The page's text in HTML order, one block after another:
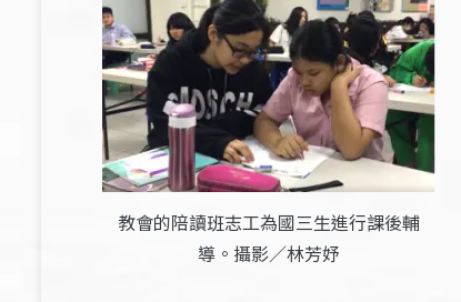
教會的陪讀班志工為國三生進行課後輔
導。攝影／林芳妤